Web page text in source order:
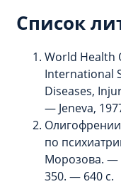
Список
World Health
International
Diseases,
— Jeneva,
по
Морозова. —
350. — 640 с.